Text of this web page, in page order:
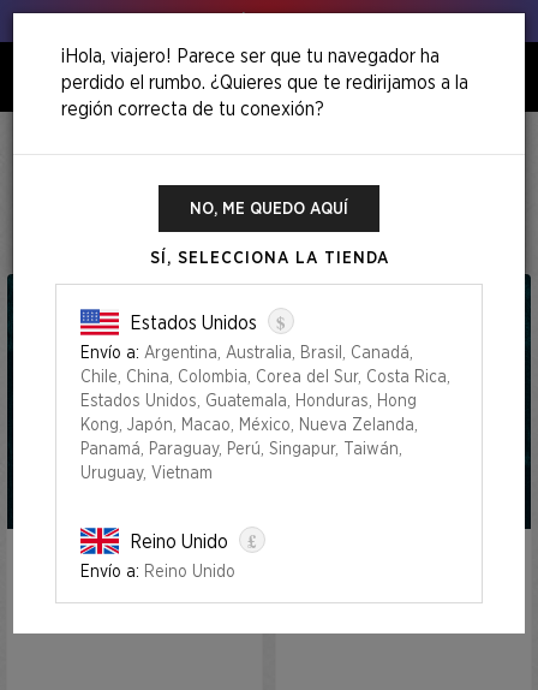
0
Camp Totally Safe Superdrop
¡Hola, viajero! Parece ser que tu navegador ha
perdido el rumbo. ¿Quieres que te redirijamos a la
región correcta de tu conexión?
NO, ME QUEDO AQUÍ
SÍ, SELECCIONA LA TIENDA
Estados Unidos $
Envío a: Argentina, Australia, Brasil, Canadá,
Chile, China, Colombia, Corea del Sur, Costa Rica,
Estados Unidos, Guatemala, Honduras, Hong
Kong, Japón, Macao, México, Nueva Zelanda,
Panamá, Paraguay, Perú, Singapur, Taiwán,
Uruguay, Vietnam
Reino Unido £
Envío a: Reino Unido